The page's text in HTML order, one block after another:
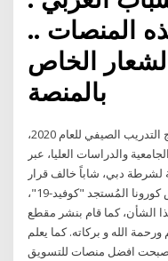
المنصات ..
الخاص
بالمنصة
الدوحة - قنا - نفذت جامعة قطر بنجاح برامج التدريب الصيفي للعام 2020،
الجامعية والدراسات العليا، عبر
لشرطة دبي، شاباً خالف قرار
الحجر المنزلي بعد تأكده من إصابته بفيروس كورونا المُستجد "كوفيد-19"،
الشأن، كما قام بنشر مقطع
الله و بركاته. كما يعلم
اصبحت افضل منصات للتسويق